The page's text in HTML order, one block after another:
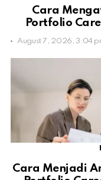
Cara
Portfolio
August 7, 2026, 3:04
Cara Menjadi